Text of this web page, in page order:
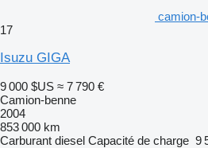
camion-
17
Isuzu GIGA
9 000 $US ≈ 7 790 €
Camion-benne
2004
853 000 km
Carburant diesel Capacité de charge 9